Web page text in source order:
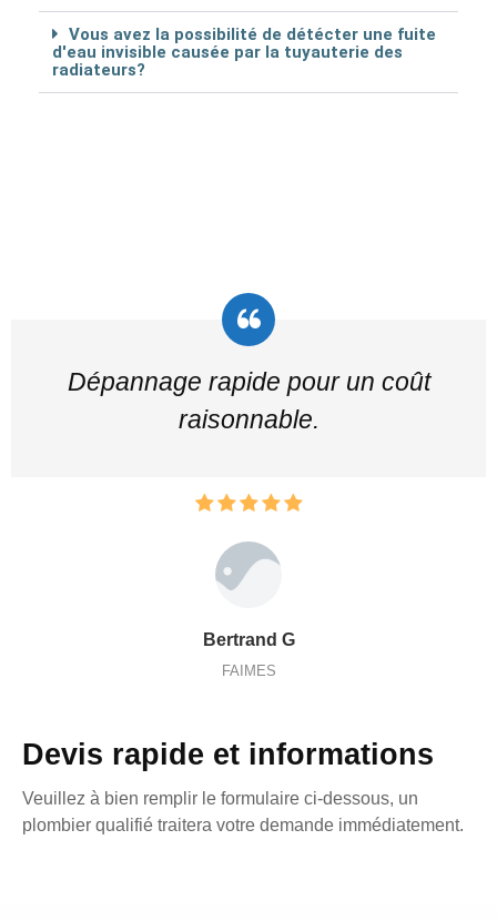
Vous avez la possibilité de détécter une fuite
d'eau invisible causée par la tuyauterie des
radiateurs?
Dépannage rapide pour un coût
raisonnable.
Bertrand G
FAIMES
Devis rapide et informations
Veuillez à bien remplir le formulaire ci-dessous, un
plombier qualifié traitera votre demande immédiatement.